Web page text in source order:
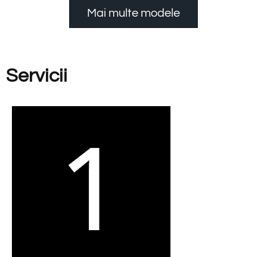
Mai multe modele
Servicii